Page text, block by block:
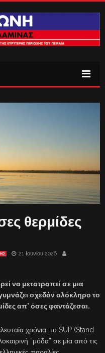
θερμίδες
21 Ιουνίου 2026
να μετατραπεί σε μια
σχεδόν ολόκληρο το
απ’ όσες φαντάζεσαι.
χρόνια, το SUP (Stand
“μόδα” σε μία από τις